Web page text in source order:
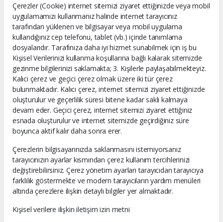
Çerezler (Cookie) internet sitemizi ziyaret ettiğinizde veya mobil
uygulamamızı kullanmanız halinde internet tarayıcınız
tarafından yüklenen ve bilgisayar veya mobil uygulama
kullandığınız cep telefonu, tablet (vb.) içinde tanımlama
dosyalarıdır. Tarafınıza daha iyi hizmet sunabilmek için iş bu
Kişisel Verilerinizi kullanma koşullarına bağlı kalarak sitemizde
gezinme bilgilerinizi saklamakta; 3. Kişilerle paylaşabilmekteyiz.
Kalıcı çerez ve geçici çerez olmak üzere iki tür çerez
bulunmaktadır. Kalıcı çerez, internet sitemizi ziyaret ettiğinizde
oluşturulur ve geçerlilik süresi bitene kadar saklı kalmaya
devam eder. Geçici çerez, internet sitemizi ziyaret ettiğiniz
esnada oluşturulur ve internet sitemizde geçirdiğiniz süre
boyunca aktif kalır daha sonra erer.
Çerezlerin bilgisayarınızda saklanmasını istemiyorsanız
tarayıcınızın ayarlar kısmından çerez kullanım tercihlerinizi
değiştirebilirsiniz. Çerez yönetim ayarları tarayıcıdan tarayıcıya
farklılık göstermekte ve modern tarayıcıların yardım menüleri
altında çerezlere ilişkin detaylı bilgiler yer almaktadır.
Kişisel verilere ilişkin iletişim izin metni